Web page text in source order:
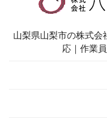
山梨県山梨市の株式
応｜作業